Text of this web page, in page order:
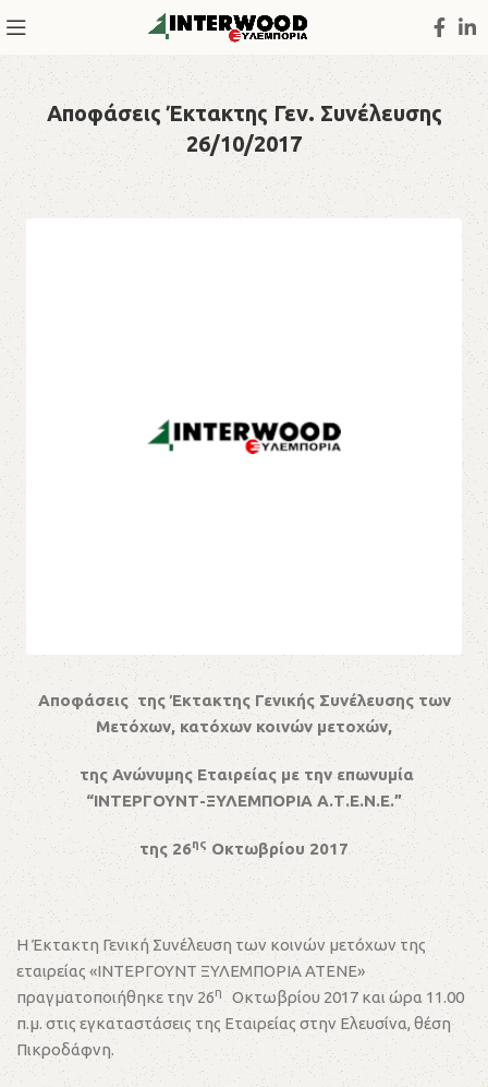
Αποφάσεις Έκτακτης Γεν. Συνέλευσης
26/10/2017
Αποφάσειςτης Έκτακτης Γενικής Συνέλευσης των
Μετόχων, κατόχων κοινών μετοχών,
της Ανώνυμης Εταιρείας με την επωνυμία
“ΙΝΤΕΡΓΟΥΝΤ-ΞΥΛΕΜΠΟΡΙΑ Α.Τ.Ε.Ν.Ε.”
της 26ης Οκτωβρίου 2017
Η Έκτακτη Γενική Συνέλευση των κοινών μετόχων της
εταιρείας «ΙΝΤΕΡΓΟΥΝΤ ΞΥΛΕΜΠΟΡΙΑ ΑΤΕΝΕ»
πραγματοποιήθηκε την 26η Οκτωβρίου 2017 και ώρα 11.00
π.μ. στις εγκαταστάσεις της Εταιρείας στην Ελευσίνα, θέση
Πικροδάφνη.